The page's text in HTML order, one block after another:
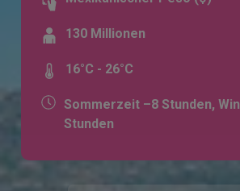
130 Millionen
16°C - 26°C
Sommerzeit –8 Stunden,
Stunden